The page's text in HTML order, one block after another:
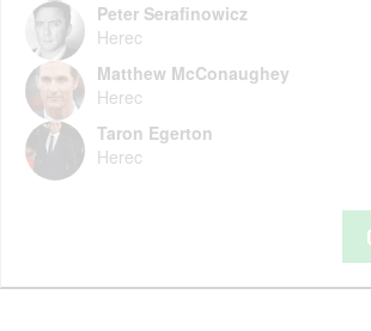
Peter Serafinowicz
Herec
Matthew McConaughey
Herec
Taron Egerton
Herec